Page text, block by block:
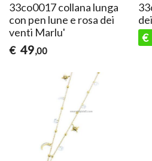
33co0017 collana lunga
con pen lune e rosa dei
venti Marlu'
€ 49,00
€